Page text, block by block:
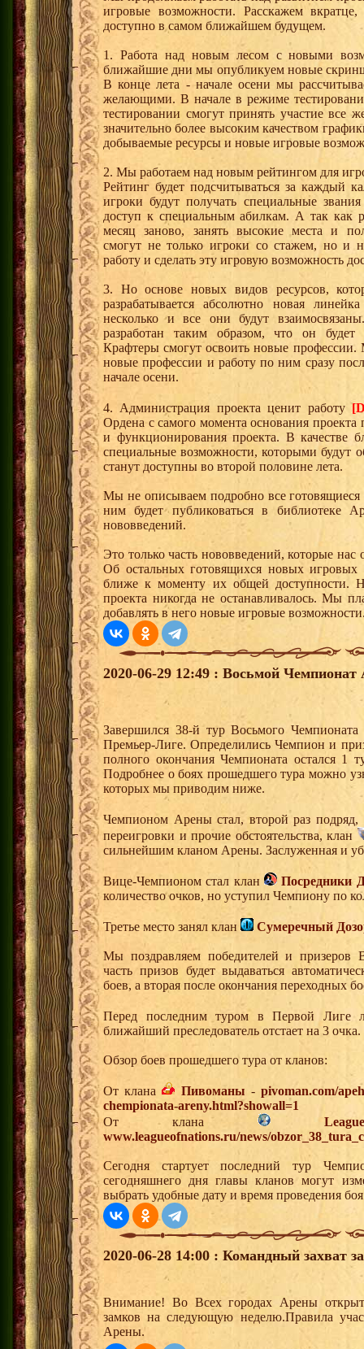
игровые возможности. Расскажем
доступно в самом ближайшем будущем.
1. Работа над новым лесом с новыми
ближайшие дни мы опубликуем новые
В конце лета - начале осени мы
желающими. В начале в режиме
тестировании смогут принять участие все
значительно более высоким качеством
добываемые ресурсы и новые игровые
2. Мы работаем над новым рейтингом для
Рейтинг будет подсчитываться за каждый
игроки будут получать специальные
доступ к специальным абилкам. А так как
месяц заново, занять высокие места и
смогут не только игроки со стажем, но и
работу и сделать эту игровую возможность
3. Но основе новых видов ресурсов,
разрабатывается абсолютно новая
несколько и все они будут
разработан таким образом, что он будет
Крафтеры смогут освоить новые
новые профессии и работу по ним сразу
начале осени.
4. Администрация проекта ценит работу
Ордена с самого момента основания
и функционирования проекта. В качестве
специальные возможности, которыми будут
станут доступны во второй половине лета.
Мы не описываем подробно все
ним будет публиковаться в библиотеке
нововведений.
Это только часть нововведений, которые
Об остальных готовящихся новых игровых
ближе к моменту их общей доступности.
проекта никогда не останавливалось. Мы
добавлять в него новые игровые
2020-06-29 12:49 : Восьмой
Завершился 38-й тур Восьмого
Премьер-Лиге. Определились Чемпион и
полного окончания Чемпионата остался
Подробнее о боях прошедшего тура можно
которых мы приводим ниже.
Чемпионом Арены стал, второй раз
переигровки и прочие обстоятельства, клан
сильнейшим кланом Арены. Заслуженная и
Вице-Чемпионом стал клан
Посредники
количество очков, но уступил Чемпиону по
Третье место занял клан Сумеречный
Мы поздравляем победителей и призеров
часть призов будет выдаваться
боев, а вторая после окончания переходных
Перед последним туром в Первой Лиге
ближайший преследователь отстает на 3 очка.
Обзор боев прошедшего тура от кланов:
От клана Пивоманы -pivoman.com/
chempionata-areny.html?showall=1
От клана
www.leagueofnations.ru/news/
Сегодня стартует последний тур
сегодняшнего дня главы кланов могут
выбрать удобные дату и время проведения
2020-06-28 14:00 : Командный захват
Внимание! Во Всех городах Арены
замков на следующую неделю.Правила
Арены.